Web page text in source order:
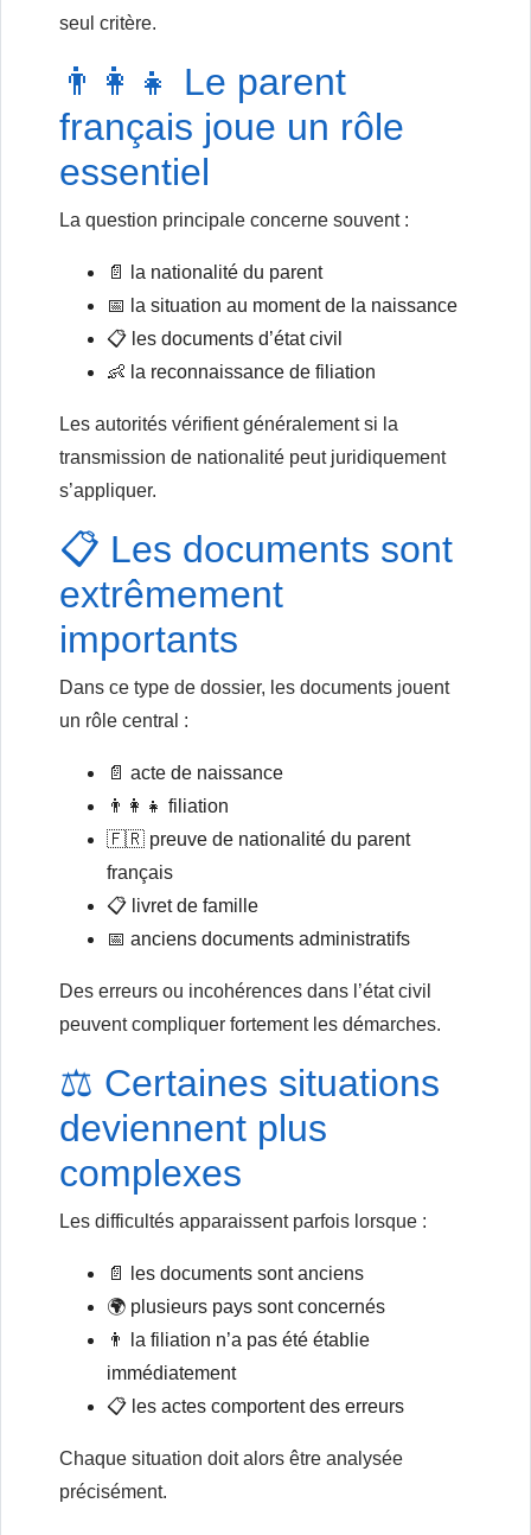
seul critère.
👨‍👩‍👧 Le parent
français joue un rôle
essentiel
La question principale concerne souvent :
📄 la nationalité du parent
📅 la situation au moment de la naissance
📋 les documents d’état civil
👶 la reconnaissance de filiation
Les autorités vérifient généralement si la
transmission de nationalité peut juridiquement
s’appliquer.
📋 Les documents sont
extrêmement
importants
Dans ce type de dossier, les documents jouent
un rôle central :
📄 acte de naissance
👨‍👩‍👧 filiation
🇫🇷 preuve de nationalité du parent
français
📋 livret de famille
📅 anciens documents administratifs
Des erreurs ou incohérences dans l’état civil
peuvent compliquer fortement les démarches.
⚖️ Certaines situations
deviennent plus
complexes
Les difficultés apparaissent parfois lorsque :
📄 les documents sont anciens
🌍 plusieurs pays sont concernés
👨 la filiation n’a pas été établie
immédiatement
📋 les actes comportent des erreurs
Chaque situation doit alors être analysée
précisément.